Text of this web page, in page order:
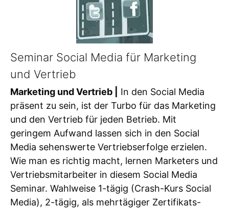
Seminar Social Media für Marketing
und Vertrieb
Marketing und Vertrieb |
In den Social Media
präsent zu sein, ist der Turbo für das Marketing
und den Vertrieb für jeden Betrieb. Mit
geringem Aufwand lassen sich in den Social
Media sehenswerte Vertriebserfolge erzielen.
Wie man es richtig macht, lernen Marketers und
Vertriebsmitarbeiter in diesem Social Media
Seminar. Wahlweise 1-tägig (Crash-Kurs Social
Media), 2-tägig, als mehrtägiger Zertifikats-